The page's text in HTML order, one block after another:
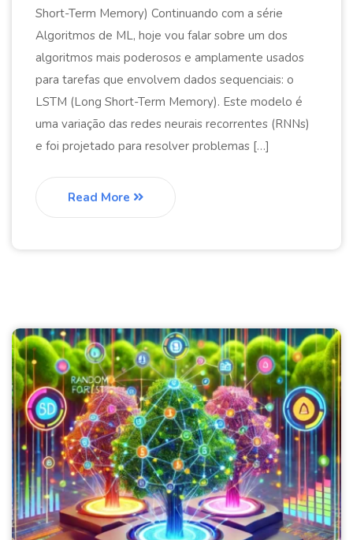
Short-Term Memory) Continuando com a série
Algoritmos de ML, hoje vou falar sobre um dos
algoritmos mais poderosos e amplamente usados
para tarefas que envolvem dados sequenciais: o
LSTM (Long Short-Term Memory). Este modelo é
uma variação das redes neurais recorrentes (RNNs)
e foi projetado para resolver problemas […]
Read More